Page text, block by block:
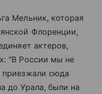
Мельник, которая
Флоренции,
актеров,
"В России мы не
приезжали сюда
до Урала, были на